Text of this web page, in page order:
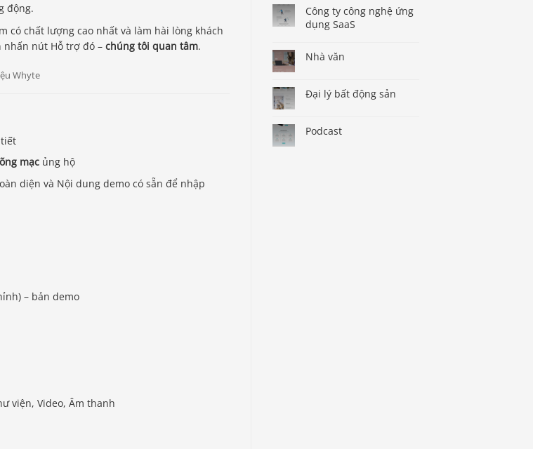
động.
có chất lượng cao nhất và làm hài lòng khách
nhấn nút Hỗ trợ đó – chúng tôi quan tâm.
mạc ủng hộ
diện và Nội dung demo có sẵn để nhập
– bản demo
viện, Video, Âm thanh
Công ty công nghệ ứng
dụng SaaS
Nhà văn
Đại lý bất động sản
Podcast